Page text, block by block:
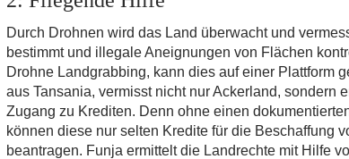
Durch Drohnen wird das Land überwacht und
bestimmt und illegale Aneignungen von Flächen
Drohne Landgrabbing, kann dies auf einer Plattform
aus Tansania, vermisst nicht nur Ackerland, sondern
Zugang zu Krediten. Denn ohne einen
können diese nur selten Kredite für die Beschaffung
beantragen. Funja ermittelt die Landrechte mit Hilfe